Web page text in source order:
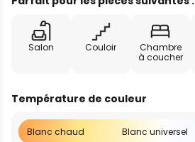
Salon Couloir
Chambre
à coucher
Température de couleur
Blanc chaud Blanc universel